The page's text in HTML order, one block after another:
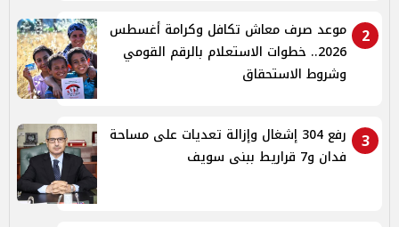
2
موعد صرف معاش تكافل وكرامة أغسطس
2026.. خطوات الاستعلام بالرقم القومي
وشروط الاستحقاق
3
رفع 304 إشغال وإزالة تعديات على مساحة
فدان و7 قراريط ببنى سويف